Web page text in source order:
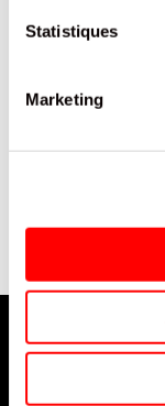
Statistiques
Marketing
210G/14